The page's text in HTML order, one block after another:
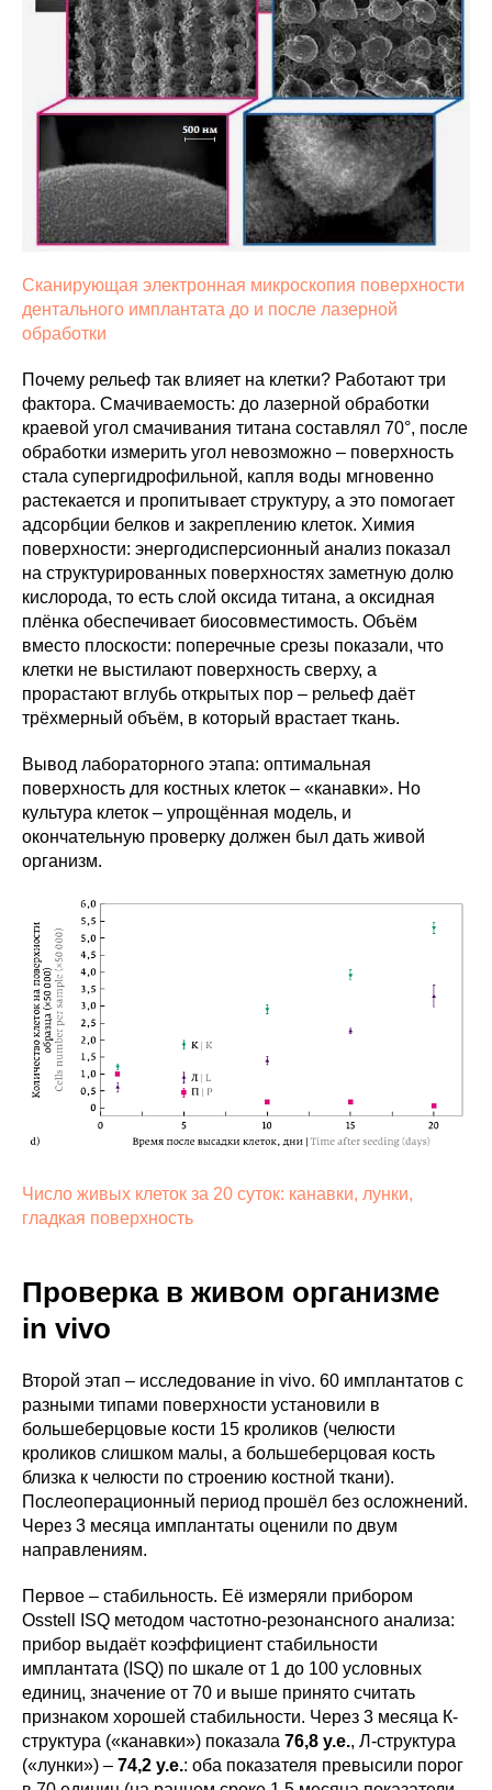
Сканирующая электронная микроскопия поверхности
дентального имплантата до и после лазерной
обработки
Почему рельеф так влияет на клетки? Работают три
фактора. Смачиваемость: до лазерной обработки
краевой угол смачивания титана составлял 70°, после
обработки измерить угол невозможно – поверхность
стала супергидрофильной, капля воды мгновенно
растекается и пропитывает структуру, а это помогает
адсорбции белков и закреплению клеток. Химия
поверхности: энергодисперсионный анализ показал
на структурированных поверхностях заметную долю
кислорода, то есть слой оксида титана, а оксидная
плёнка обеспечивает биосовместимость. Объём
вместо плоскости: поперечные срезы показали, что
клетки не выстилают поверхность сверху, а
прорастают вглубь открытых пор – рельеф даёт
трёхмерный объём, в который врастает ткань.
Вывод лабораторного этапа: оптимальная
поверхность для костных клеток – «канавки». Но
культура клеток – упрощённая модель, и
окончательную проверку должен был дать живой
организм.
Число живых клеток за 20 суток: канавки, лунки,
гладкая поверхность
Проверка в живом организме
in vivo
Второй этап – исследование in vivo. 60 имплантатов с
разными типами поверхности установили в
большеберцовые кости 15 кроликов (челюсти
кроликов слишком малы, а большеберцовая кость
близка к челюсти по строению костной ткани).
Послеоперационный период прошёл без осложнений.
Через 3 месяца имплантаты оценили по двум
направлениям.
Первое – стабильность. Её измеряли прибором
Osstell ISQ методом частотно-резонансного анализа:
прибор выдаёт коэффициент стабильности
имплантата (ISQ) по шкале от 1 до 100 условных
единиц, значение от 70 и выше принято считать
признаком хорошей стабильности. Через 3 месяца К-
структура («канавки») показала 76,8 у.е., Л-структура
(«лунки») – 74,2 у.е.: оба показателя превысили порог